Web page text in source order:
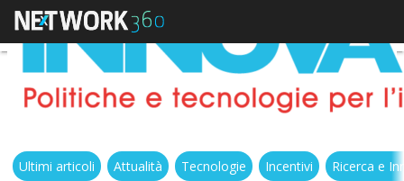
Ultimi articoli Attualità Tecnologie Incentivi Ricerca e